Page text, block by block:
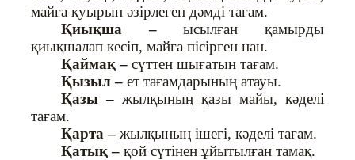
майға қуырып әзірлеген дәмді тағам.
Қиықша –ысылған қамырды
қиықшалап кесіп, майға пісірген нан.
Қаймақ – сүттен шығатын тағам.
Қызыл – ет тағамдарының атауы.
Қазы – жылқының қазы майы, кәделі
тағам.
Қарта – жылқының ішегі, кәделі тағам.
Қатық –қой сүтінен ұйытылған тамақ.